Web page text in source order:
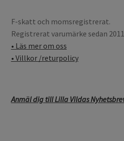
F-skatt och momsregistrerat.
Registrerat varumärke sedan
• Läs mer om oss
• Villkor /returpolicy
Anmäl dig till Lilla Vildas